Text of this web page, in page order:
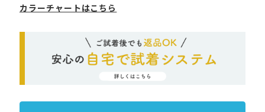
カラーチャートはこちら